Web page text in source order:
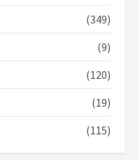
(349)
(9)
(120)
(19)
(115)